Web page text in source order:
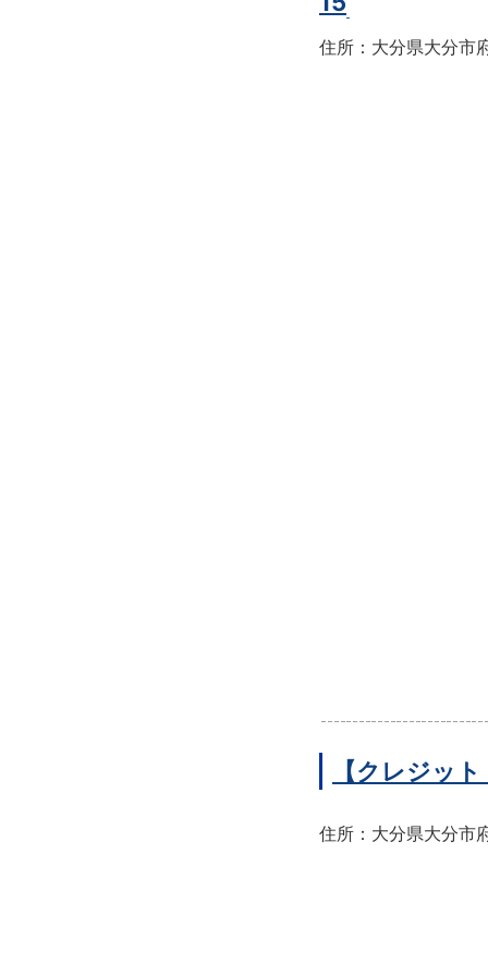
住所：大分県大分市
【クレジッ
住所：大分県大分市